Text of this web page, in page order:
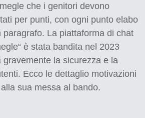
che i genitori devono
per punti, con ogni punto elabo
paragrafo. La piattaforma di chat
è stata bandita nel 2023
gravemente la sicurezza e la
Ecco le dettaglio motivazioni
sua messa al bando.